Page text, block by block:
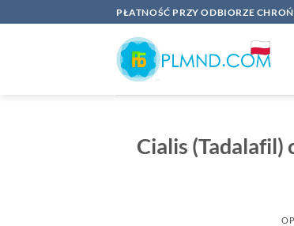
do
PŁATNOŚĆ PRZY ODBIORZE
Cialis (Tadalafil)